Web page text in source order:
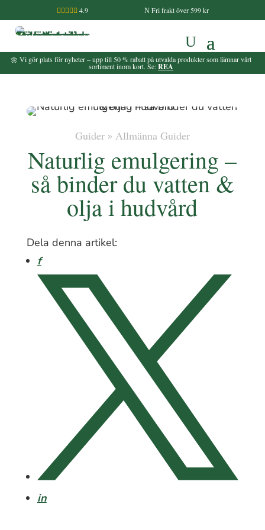
 4.9 NFri frakt över 599 kr
🌼 Vi gör plats för nyheter – upp till 50 % rabatt på utvalda produkter som lämnar vårt
sortiment inom kort. Se:REA
Guider» Allmänna Guider
Naturlig emulgering –
så binder du vatten &
olja i hudvård
Dela denna artikel:
fFacebook
inLinkedIn